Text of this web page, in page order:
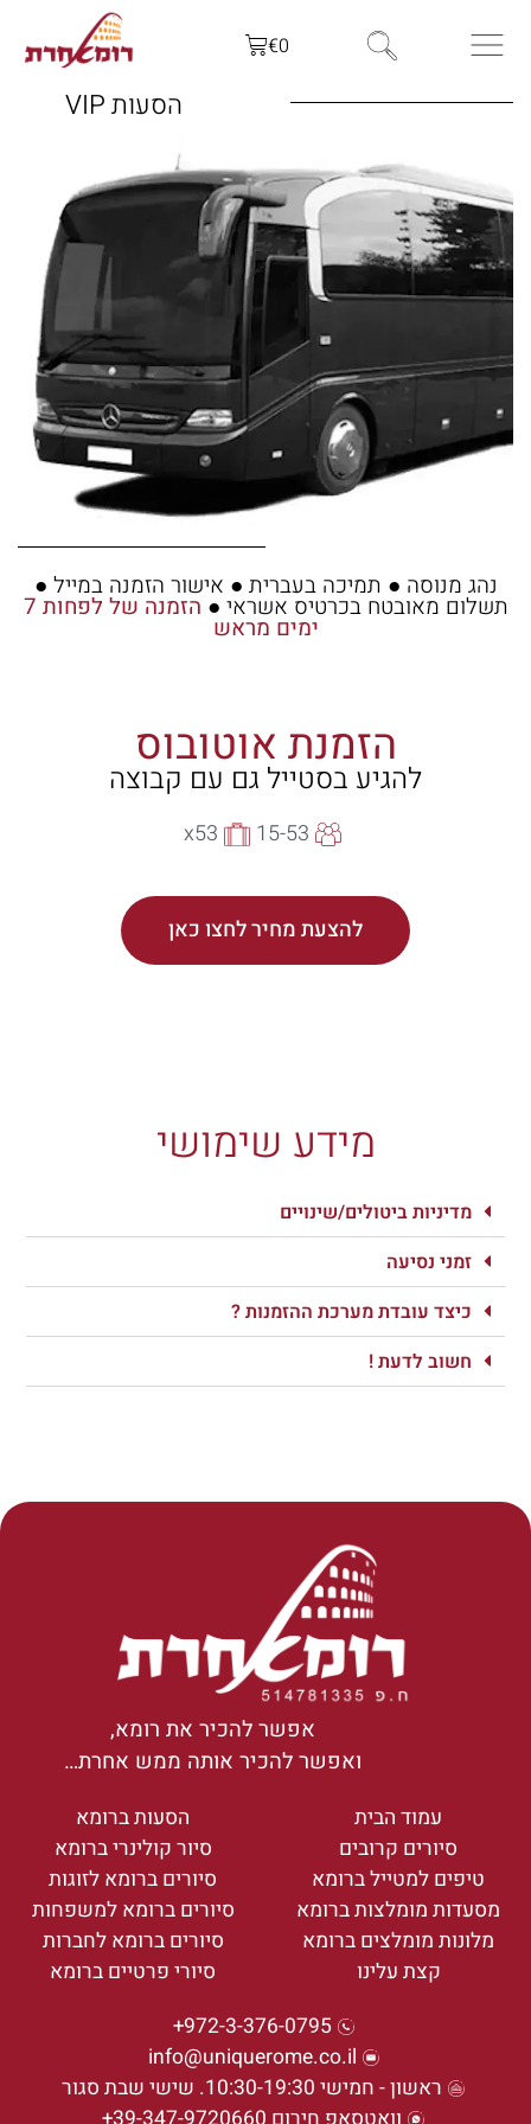
€0
הסעות VIP
נהג מנוסה ● תמיכה בעברית ● אישור הזמנה במייל ●
תשלום מאובטח בכרטיס אשראי ● הזמנה של לפחות 7
ימים מראש
הזמנת אוטובוס
להגיע בסטייל גם עם קבוצה
15-53
x53
להצעת מחיר לחצו כאן
מידע שימושי
מדיניות ביטולים/שינויים
זמני נסיעה
כיצד עובדת מערכת ההזמנות ?
חשוב לדעת !
אפשר להכיר את רומא,
ואפשר להכיר אותה ממש אחרת…
עמוד הבית
סיורים קרובים
טיפים למטייל ברומא
מסעדות מומלצות ברומא
מלונות מומלצים ברומא
קצת עלינו
הסעות ברומא
סיור קולינרי ברומא
סיורים ברומא לזוגות
סיורים ברומא למשפחות
סיורים ברומא לחברות
סיורי פרטיים ברומא
972-3-376-0795+
info@uniquerome.co.il
ראשון - חמישי 10:30-19:30. שישי שבת סגור